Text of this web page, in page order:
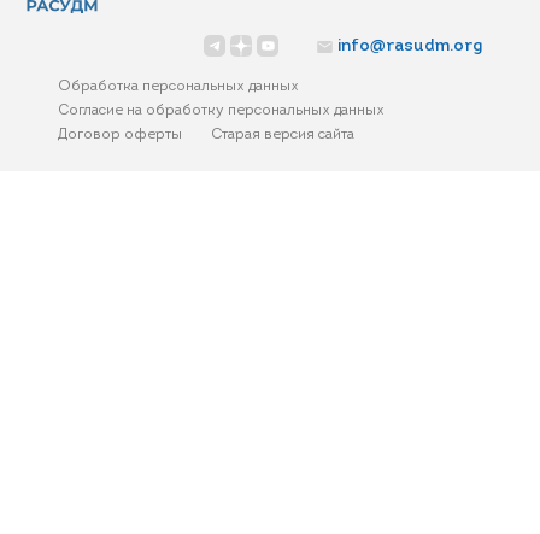
info@rasudm.org
Обработка персональных данных
Согласие на обработку персональных данных
Договор оферты
Старая версия сайта